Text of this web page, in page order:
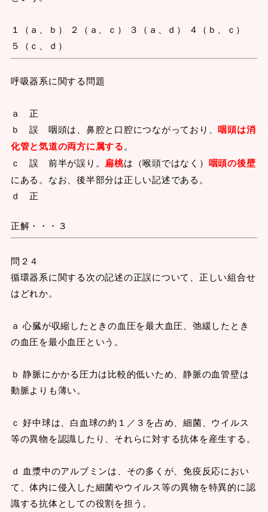
１（ａ、ｂ） ２（ａ、ｃ） ３（ａ、ｄ） ４（ｂ、ｃ）
５（ｃ、ｄ）
呼吸器系に関する問題
ａ 正
ｂ 誤 咽頭は、鼻腔と口腔につながっており、咽頭は消
化管と気道の両方に属する。
ｃ 誤 前半が誤り。 扁桃は（喉頭ではなく） 咽頭の後壁
にある。なお、後半部分は正しい記述である。
ｄ 正
正解・・・３
問２４
循環器系に関する次の記述の正誤について、正しい組合せ
はどれか。
ａ 心臓が収縮したときの血圧を最大血圧、弛緩したとき
の血圧を最小血圧という。
ｂ 静脈にかかる圧力は比較的低いため、静脈の血管壁は
動脈よりも薄い。
ｃ 好中球は、白血球の約１／３を占め、細菌、ウイルス
等の異物を認識したり、それらに対する抗体を産生する。
ｄ 血漿中のアルブミンは、その多くが、免疫反応におい
て、体内に侵入した細菌やウイルス等の異物を特異的に認
識する抗体としての役割を担う。